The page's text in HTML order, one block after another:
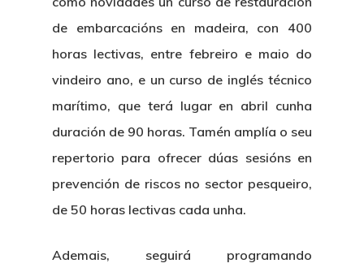
de embarcacións en madeira, con 400
horas lectivas, entre febreiro e maio do
vindeiro ano, e un curso de inglés técnico
marítimo, que terá lugar en abril cunha
duración de 90 horas. Tamén amplía o seu
repertorio para ofrecer dúas sesións en
prevención de riscos no sector pesqueiro,
de 50 horas lectivas cada unha.
Ademais, seguirá programando